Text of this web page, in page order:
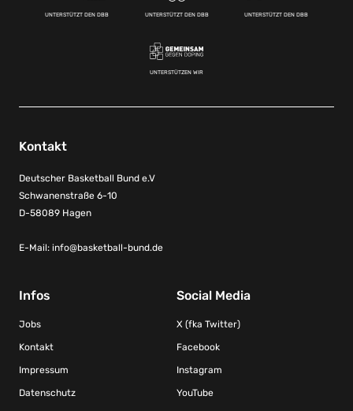
UNTERSTÜTZT DEN DBB UNTERSTÜTZT DEN DBB UNTERSTÜTZT DEN DBB
UNTERSTÜTZEN WIR
Kontakt
Deutscher Basketball Bund e.V
Schwanenstraße 6-10
D-58089 Hagen
E-Mail: info@basketball-bund.de
Infos
Jobs
Kontakt
Impressum
Datenschutz
Social Media
X (fka Twitter)
Facebook
Instagram
YouTube